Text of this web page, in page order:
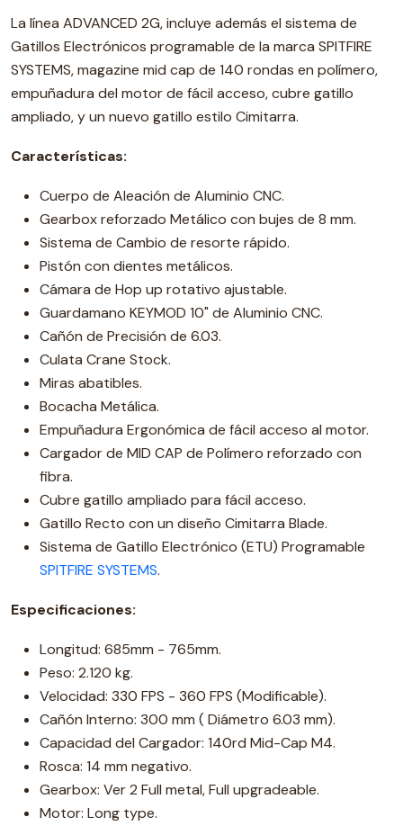
La línea ADVANCED 2G, incluye además el sistema de
Gatillos Electrónicos programable de la marca SPITFIRE
SYSTEMS, magazine mid cap de 140 rondas en polímero,
empuñadura del motor de fácil acceso, cubre gatillo
ampliado, y un nuevo gatillo estilo Cimitarra.
Características:
Cuerpo de Aleación de Aluminio CNC.
Gearbox reforzado Metálico con bujes de 8 mm.
Sistema de Cambio de resorte rápido.
Pistón con dientes metálicos.
Cámara de Hop up rotativo ajustable.
Guardamano KEYMOD 10" de Aluminio CNC.
Cañón de Precisión de 6.03.
Culata Crane Stock.
Miras abatibles.
Bocacha Metálica.
Empuñadura Ergonómica de fácil acceso al motor.
Cargador de MID CAP de Polímero reforzado con
fibra.
Cubre gatillo ampliado para fácil acceso.
Gatillo Recto con un diseño Cimitarra Blade.
Sistema de Gatillo Electrónico (ETU) Programable
SPITFIRE SYSTEMS.
Especificaciones:
Longitud: 685mm - 765mm.
Peso: 2.120 kg.
Velocidad: 330 FPS - 360 FPS (Modificable).
Cañón Interno: 300 mm ( Diámetro 6.03 mm).
Capacidad del Cargador: 140rd Mid-Cap M4.
Rosca: 14 mm negativo.
Gearbox: Ver 2 Full metal, Full upgradeable.
Motor: Long type.